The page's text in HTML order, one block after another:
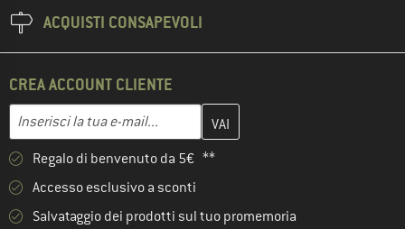
ACQUISTI CONSAPEVOLI
CREA ACCOUNT CLIENTE
Indirizzo e-mail
Inserisci qui il tuo indirizzo e-mail e crea il tuo account cliente
Regalo di benvenuto da 5€ **
Accesso esclusivo a sconti
Salvataggio dei prodotti sul tuo promemoria